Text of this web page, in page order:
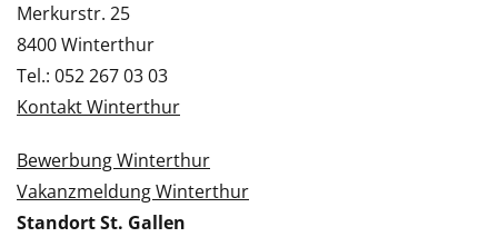
Merkurstr. 25
8400 Winterthur
Tel.: 052 267 03 03
Kontakt Winterthur
Bewerbung Winterthur
Vakanzmeldung Winterthur
Standort St. Gallen